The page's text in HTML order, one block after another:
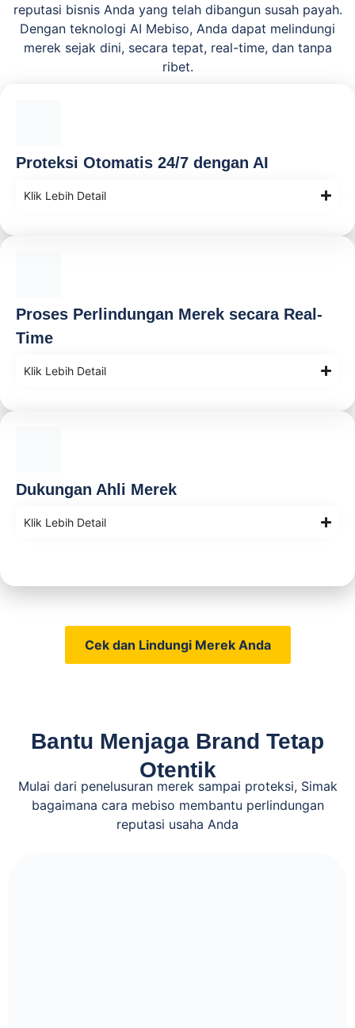
reputasi bisnis Anda yang telah dibangun susah payah.
Dengan teknologi AI Mebiso, Anda dapat melindungi
merek sejak dini, secara tepat, real-time, dan tanpa
ribet.
Proteksi Otomatis 24/7 dengan AI
Klik Lebih Detail
Proses Perlindungan Merek secara Real-
Time
Klik Lebih Detail
Dukungan Ahli Merek
Klik Lebih Detail
Cek dan Lindungi Merek Anda
Bantu Menjaga Brand Tetap
Otentik
Mulai dari penelusuran merek sampai proteksi, Simak
bagaimana cara mebiso membantu perlindungan
reputasi usaha Anda